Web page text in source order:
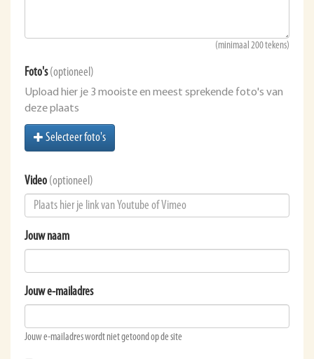
(minimaal 200 tekens)
Foto's (optioneel)
Upload hier je 3 mooiste en meest sprekende foto's van
deze plaats
Selecteer foto's
Video (optioneel)
Jouw naam
Jouw e-mailadres
Jouw e-mailadres wordt niet getoond op de site